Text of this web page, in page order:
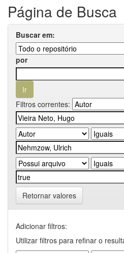
Página de Busca
Buscar em:
por
Filtros correntes:
Retornar valores
Adicionar filtros:
Utilizar filtros para refinar o